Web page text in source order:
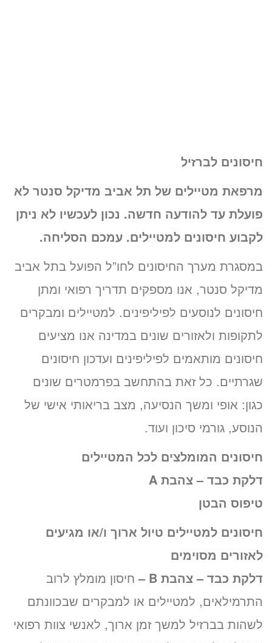
חיסונים לברזיל
מרפאת מטיילים של תל אביב מדיקל סנטר לא
פועלת עד להודעה חדשה. נכון לעכשיו לא ניתן
לקבוע חיסונים למטיילים. עמכם הסליחה.
במסגרת מערך החיסונים לחו”ל הפועל בתל אביב
מדיקל סנטר, אנו מספקים תדריך רפואי ומתן
חיסונים לנוסעים לפיליפינים. למטיילים ומבקרים
לתקופות ולאזורים שונים במדינה אנו מציעים
חיסונים מותאמים לפיליפינים ועדכון חיסונים
שגרתיים. כל זאת בהתחשב בפרמטרים שונים
כגון: אופי ומשך הנסיעה, מצב בריאותי אישי של
הנוסע, גורמי סיכון ועוד.
חיסונים המומלצים לכל המטיילים
דלקת כבד – צהבת A
טיפוס הבטן
חיסונים למטיילים טיול ארוך ו/או מגיעים
לאזורים מסוימים
דלקת כבד – צהבת B –
חיסון מומלץ לרוב
התרמילאים, למטיילים או למבקרים שבכוונתם
לשהות בברזיל למשך זמן ארוך, לאנשי צוות רפואי